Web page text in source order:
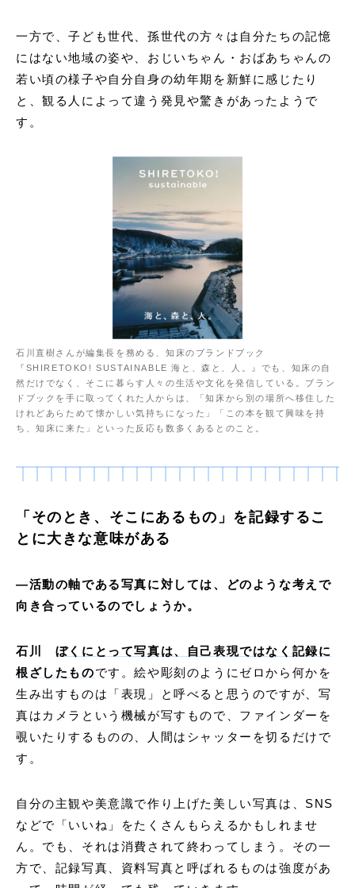
一方で、子ども世代、孫世代の方々は自分たちの記憶
にはない地域の姿や、おじいちゃん・おばあちゃんの
若い頃の様子や自分自身の幼年期を新鮮に感じたり
と、観る人によって違う発見や驚きがあったようで
す。
石川直樹さんが編集長を務める、知床のブランドブック
『SHIRETOKO! SUSTAINABLE 海と、森と、人。』でも、知床の自
然だけでなく、そこに暮らす人々の生活や文化を発信している。ブラン
ドブックを手に取ってくれた人からは、「知床から別の場所へ移住した
けれどあらためて懐かしい気持ちになった」「この本を観て興味を持
ち、知床に来た」といった反応も数多くあるとのこと。
「そのとき、そこにあるもの」を記録するこ
とに大きな意味がある
―活動の軸である写真に対しては、どのような考えで
向き合っているのでしょうか。
石川
ぼくにとって写真は、自己表現ではなく記録に
根ざしたものです。絵や彫刻のようにゼロから何かを
生み出すものは「表現」と呼べると思うのですが、写
真はカメラという機械が写すもので、ファインダーを
覗いたりするものの、人間はシャッターを切るだけで
す。
自分の主観や美意識で作り上げた美しい写真は、SNS
などで「いいね」をたくさんもらえるかもしれませ
ん。でも、それは消費されて終わってしまう。その一
方で、記録写真、資料写真と呼ばれるものは強度があ